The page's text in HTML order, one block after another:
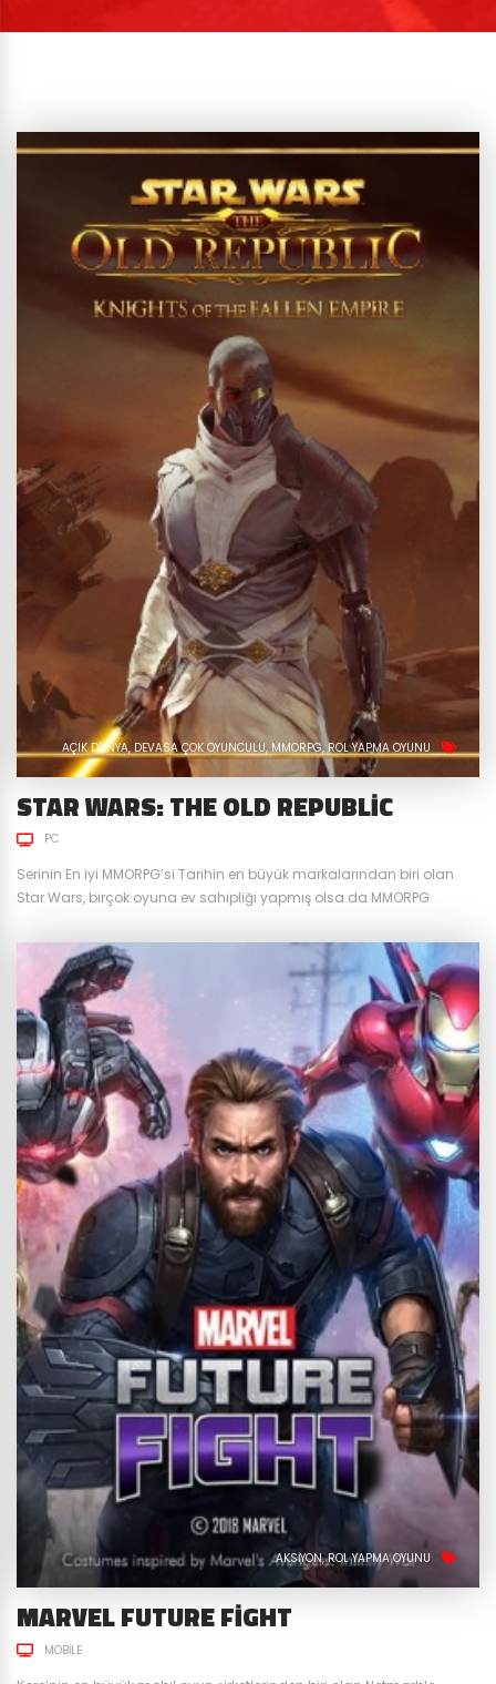
AÇIK DÜNYA DEVASA ÇOK OYUNCULU MMORPG ROL YAPMA OYUNU
STAR WARS: THE OLD REPUBLIC
PC
Serinin En iyi MMORPG’si Tarihin en büyük markalarından biri olan
Star Wars, birçok oyuna ev sahipliği yapmış olsa da MMORPG
yakalamıştır. 2011 Aralık ayında önce ücretli çıkış yapan oyun,
zaman içerisinde sektörün trendini yakalamak adına ücretsiz
hizmet vermeye başlamış ve günümüze kadar gelmiştir. Hala...
AKSIYON ROL YAPMA OYUNU
MARVEL FUTURE FIGHT
MOBILE